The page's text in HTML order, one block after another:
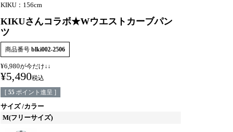
KIKU：156cm
KIKUさんコラボ★Wウエストカーブパン
ツ
商品番号 blki002-2506
¥6,980が今だけ↓↓
¥5,490税込
[ 55 ポイント進呈 ]
サイズ カラー
M(フリーサイズ)